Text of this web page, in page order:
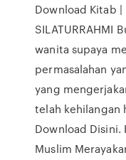
Download Kitab |
SILATURRAHMI
wanita supaya
permasalahan
yang
telah kehilangan
Download Disini.
Muslim